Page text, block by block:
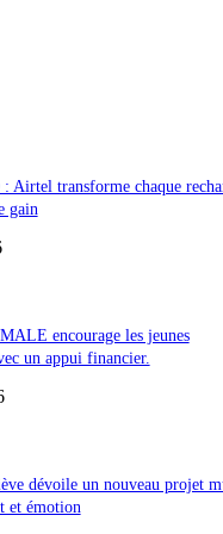
Airtel transforme chaque
gain
encourage les jeunes
un appui financier.
dévoile un nouveau projet
et émotion